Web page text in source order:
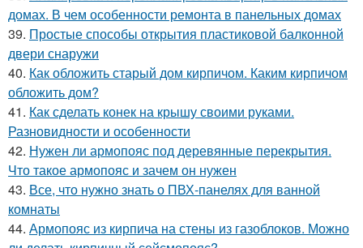
домах. В чем особенности ремонта в панельных домах
39. Простые способы открытия пластиковой балконной
двери снаружи
40. Как обложить старый дом кирпичом. Каким кирпичом
обложить дом?
41. Как сделать конек на крышу своими руками.
Разновидности и особенности
42. Нужен ли армопояс под деревянные перекрытия.
Что такое армопояс и зачем он нужен
43. Все, что нужно знать о ПВХ-панелях для ванной
комнаты
44. Армопояс из кирпича на стены из газоблоков. Можно